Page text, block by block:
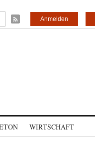
Anmelden
WIRTSCHAFT